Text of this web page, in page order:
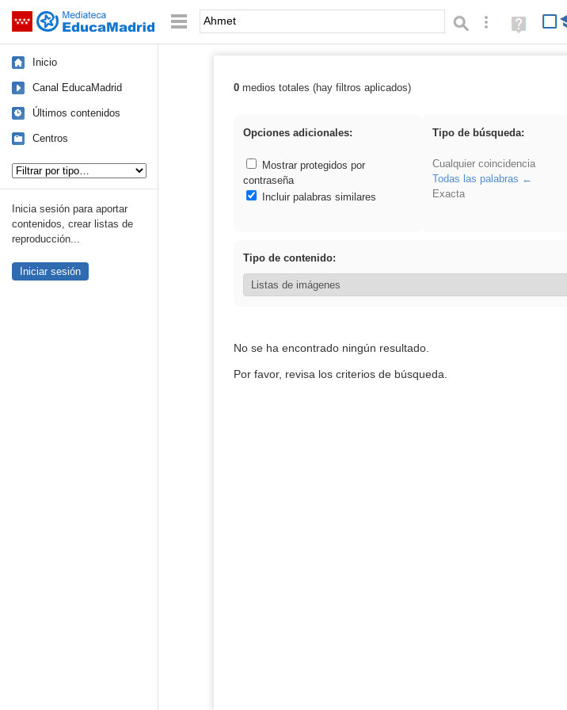
Saltar navegación Palabra o frase: Búsqueda avanzada
Ayuda
(en
Inicio
Canal EducaMadrid
Últimos contenidos
Centros
Inicia sesión para aportar
contenidos, crear listas de
reproducción...
Iniciar sesión
Resultados de: Ahmet
0medios totales (hay filtros aplicados)
Opciones adicionales:
Mostrar protegidos por
contraseña
Incluir palabras similares
Tipo de búsqueda:
Cualquier coincidencia
Todas las palabras
Exacta
Tipo de contenido:
No se ha encontrado ningún resultado.
Por favor, revisa los criterios de búsqueda.